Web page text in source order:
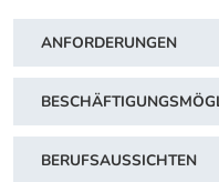
ANFORDERUNGEN
BERUFSAUSSICHTEN